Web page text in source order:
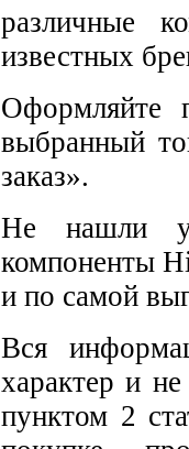
различные
известных
Оформляйте
выбранный
заказ».
Не нашли у
компоненты
и по самой
Вся
характер и
пунктом 2